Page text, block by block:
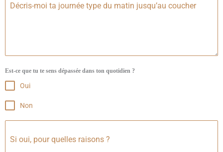
Décris-moi ta journée type du matin jusqu’au coucher
Est-ce que tu te sens dépassée dans ton quotidien ?
Oui
Non
Si oui, pour quelles raisons ?